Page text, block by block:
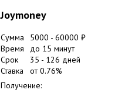
Joymoney
Сумма 5000 - 60000 ₽
Время
до 15 минут
Срок
35 - 126 дней
Ставка
от0.76%
Получение: